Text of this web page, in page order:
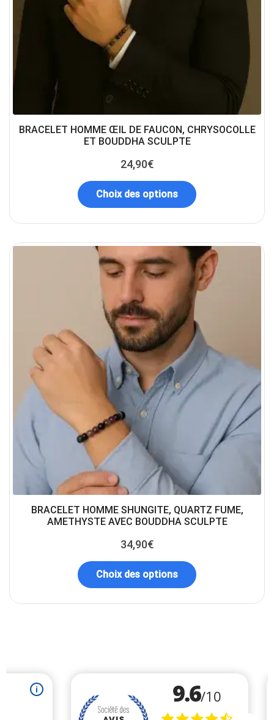
BRACELET HOMME ŒIL DE FAUCON, CHRYSOCOLLE
ET BOUDDHA SCULPTE
24,90€
Choix des options
BRACELET HOMME SHUNGITE, QUARTZ FUME,
AMETHYSTE AVEC BOUDDHA SCULPTE
34,90€
Choix des options